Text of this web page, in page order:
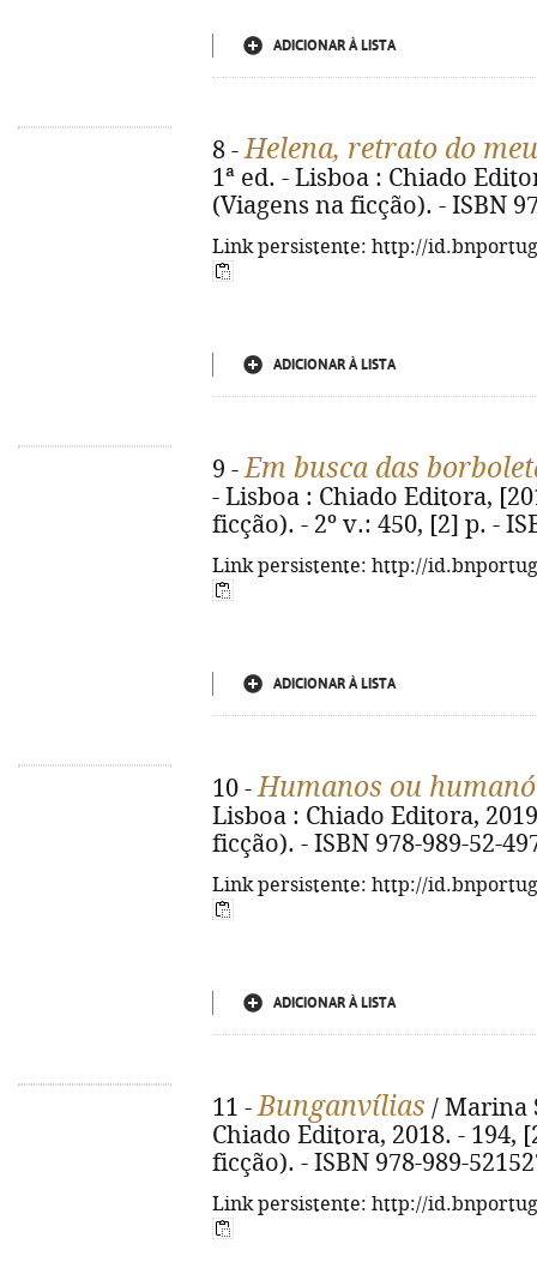
ADICIONAR À LISTA
8 -Helena, retrato do
1ª ed. - Lisboa : Chiado
(Viagens na ficção). - ISBN
Link persistente: http://
ADICIONAR À LISTA
9 -Em busca das
- Lisboa : Chiado Editora,
ficção). - 2º v.: 450, [2] p. -
Link persistente: http://
ADICIONAR À LISTA
10 -Humanos ou
Lisboa : Chiado Editora,
ficção). - ISBN 978-989-52-
Link persistente: http://
ADICIONAR À LISTA
11 -Bunganvílias / Marina
Chiado Editora, 2018. - 194,
ficção). - ISBN 978-989-
Link persistente: http://